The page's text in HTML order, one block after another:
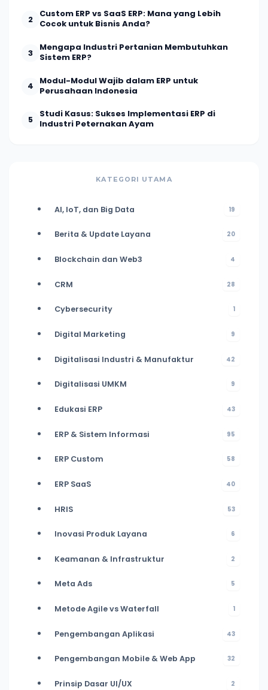
2
Custom ERP vs SaaS ERP: Mana yang Lebih
Cocok untuk Bisnis Anda?
3
Mengapa Industri Pertanian Membutuhkan
Sistem ERP?
4
Modul-Modul Wajib dalam ERP untuk
Perusahaan Indonesia
5
Studi Kasus: Sukses Implementasi ERP di
Industri Peternakan Ayam
KATEGORI UTAMA
AI, IoT, dan Big Data 19
Berita & Update Layana 20
Blockchain dan Web3 4
CRM 28
Cybersecurity 1
Digital Marketing 9
Digitalisasi Industri & Manufaktur 42
Digitalisasi UMKM 9
Edukasi ERP 43
ERP & Sistem Informasi 95
ERP Custom 58
ERP SaaS 40
HRIS 53
Inovasi Produk Layana 6
Keamanan & Infrastruktur 2
Meta Ads 5
Metode Agile vs Waterfall 1
Pengembangan Aplikasi 43
Pengembangan Mobile & Web App 32
Prinsip Dasar UI/UX 2